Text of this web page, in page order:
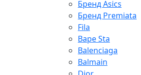
Бренд Asics
Бренд Premiata
Fila
Bape Sta
Balenciaga
Balmain